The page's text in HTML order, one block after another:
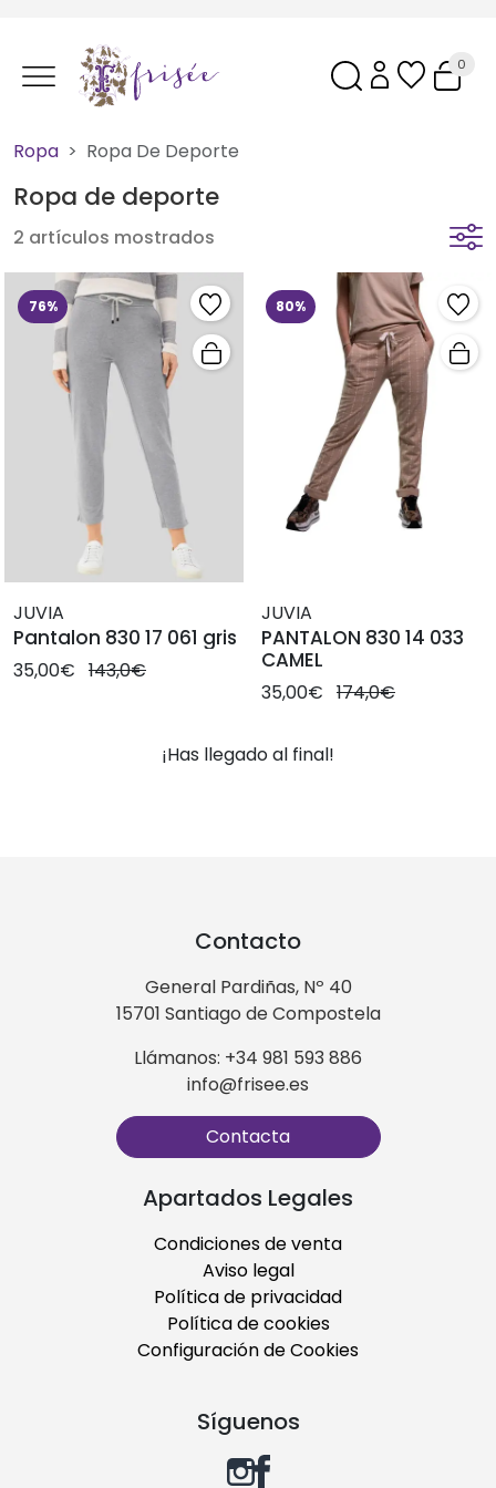
0
Ropa Ropa De Deporte
Ropa de deporte
2 artículos mostrados
76%
JUVIA
Pantalon 830 17 061 gris
35,00€ 143,0€
80%
JUVIA
PANTALON 830 14 033
CAMEL
35,00€ 174,0€
¡Has llegado al final!
Contacto
General Pardiñas, Nº 40
15701 Santiago de Compostela
Llámanos: +34 981 593 886
info@frisee.es
Contacta
Apartados Legales
Condiciones de venta
Aviso legal
Política de privacidad
Política de cookies
Configuración de Cookies
Síguenos